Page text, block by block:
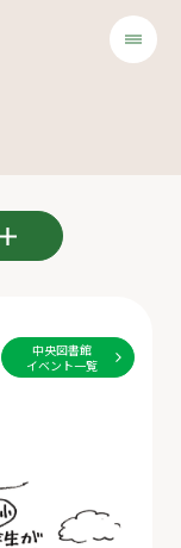
中央図書館
イベント一覧